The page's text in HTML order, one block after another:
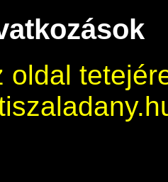
oldal